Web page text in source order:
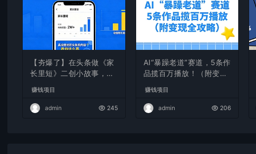
【夯爆了】在头条做《家
长里短》二创小故事，这
赚钱项目
admin 245
AI“暴躁老道”赛道，5条作
品揽百万播放！（附变现
赚钱项目
admin 206